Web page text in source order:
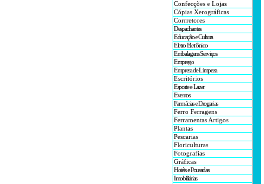
Confecções e Lojas
Cópias Xerográficas
Corrretores
Despachantes
Educação e Cultura
Eletro Eletrônico
Embalagens Serviços
Emprego
Empresa de Limpeza
Escritórios
Esporte e Lazer
Eventos
Farmácias e Drogarias
Ferro Ferragens
Ferramentas Artigos
Plantas
Pescarias
Floriculturas
Fotografias
Gráficas
Hotéis e Pousadas
Imobiliárias